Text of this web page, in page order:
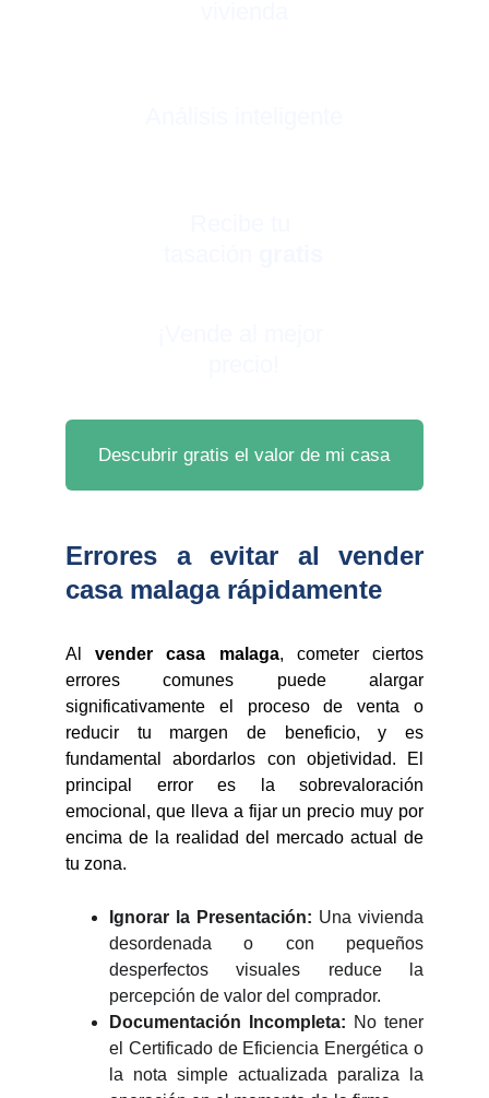
Descubrir gratis el valor de mi casa
Errores a evitar al vender
casa malaga rápidamente
Alvender casa malaga, cometer ciertos
errores comunes puede alargar
significativamente el proceso de venta o
reducir tu margen de beneficio, y es
fundamental abordarlos con objetividad. El
principal error es la sobrevaloración
emocional, que lleva a fijar un precio muy por
encima de la realidad del mercado actual de
tu zona.
Ignorar la Presentación: Una vivienda
desordenada o con pequeños
desperfectos visuales reduce la
percepción de valor del comprador.
Documentación Incompleta: No tener
el Certificado de Eficiencia Energética o
la nota simple actualizada paraliza la